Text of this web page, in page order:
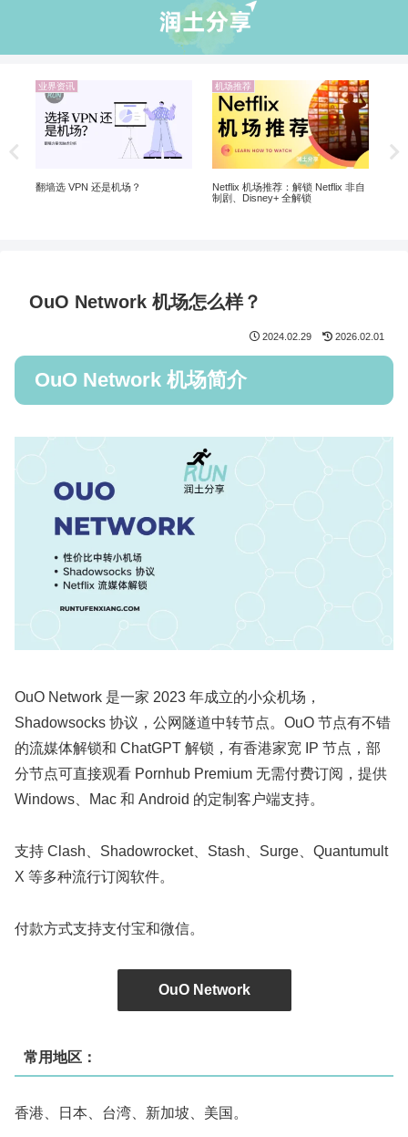
业界资讯
翻墙选 VPN 还是机场？
机场推荐
Netflix 机场推荐：解锁 Netflix 非自
制剧、Disney+ 全解锁
OuO Network 机场怎么样？
2024.02.29 2026.02.01
OuO Network 机场简介
OuO Network 是一家 2023 年成立的小众机场，
Shadowsocks 协议，公网隧道中转节点。OuO 节点有不错
的流媒体解锁和 ChatGPT 解锁，有香港家宽 IP 节点，部
分节点可直接观看 Pornhub Premium 无需付费订阅，提供
Windows、Mac 和 Android 的定制客户端支持。
支持 Clash、Shadowrocket、Stash、Surge、Quantumult
X 等多种流行订阅软件。
付款方式支持支付宝和微信。
OuO Network
常用地区：
香港、日本、台湾、新加坡、美国。